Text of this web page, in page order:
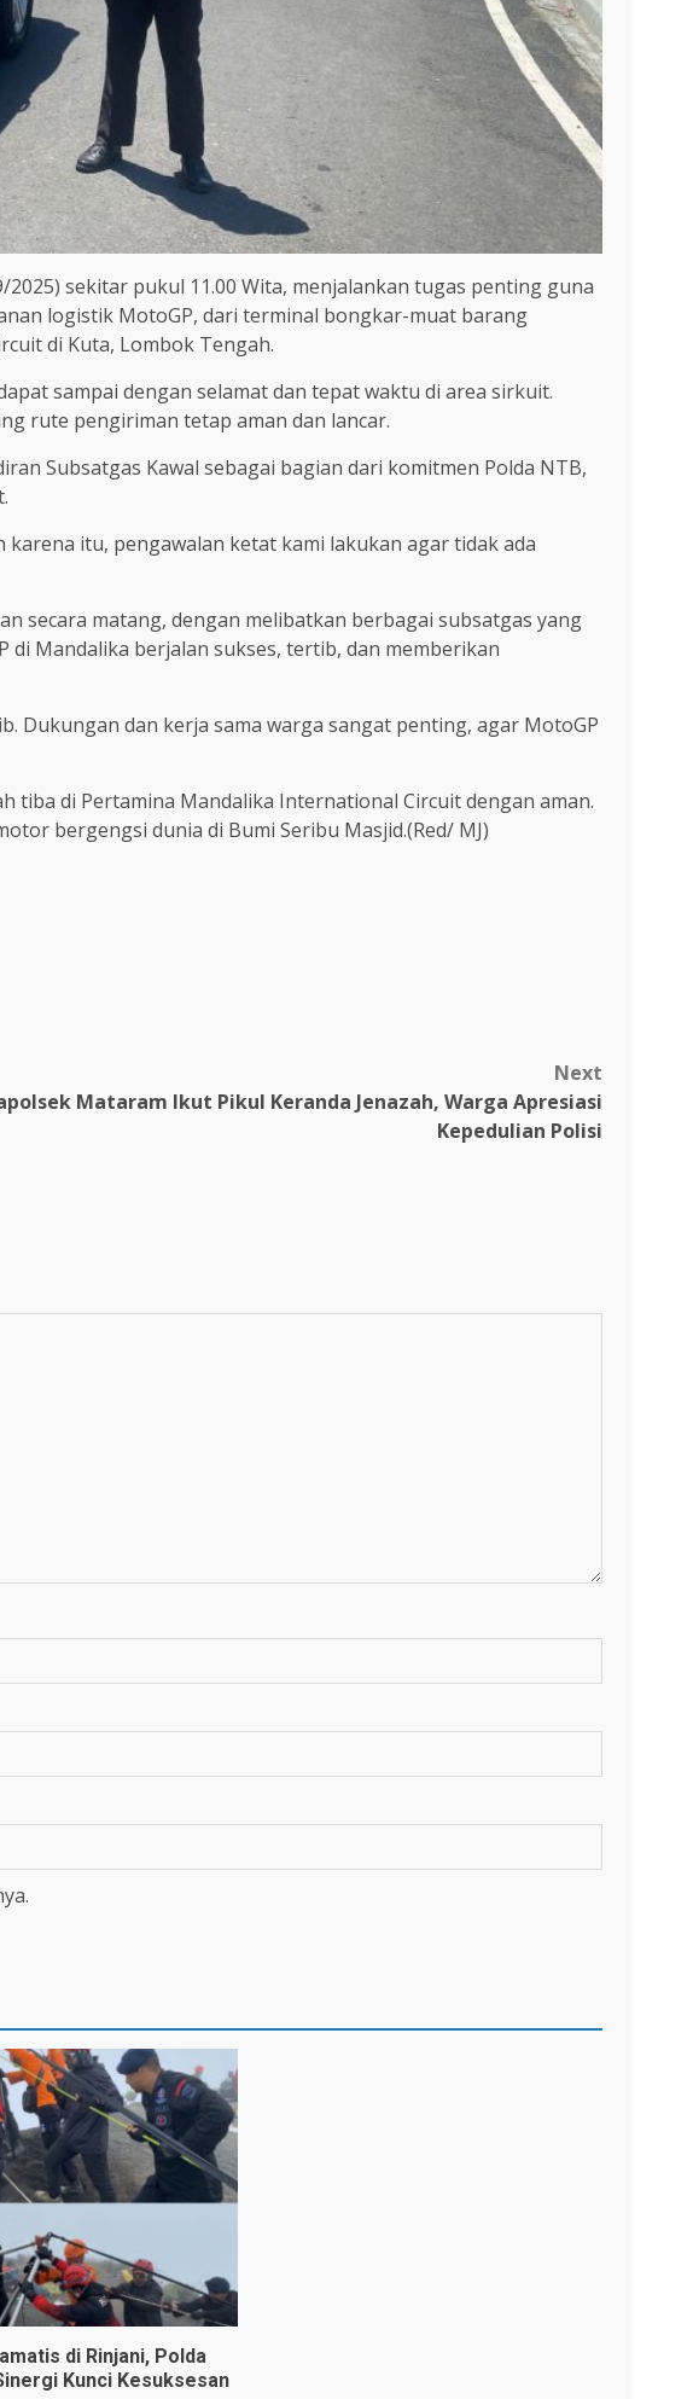
2025) sekitar pukul 11.00 Wita, menjalankan tugas penting guna
logistik MotoGP, dari terminal bongkar-muat barang
di Kuta, Lombok Tengah.
sampai dengan selamat dan tepat waktu di area sirkuit.
rute pengiriman tetap aman dan lancar.
Subsatgas Kawal sebagai bagian dari komitmen Polda NTB,
itu, pengawalan ketat kami lakukan agar tidak ada
secara matang, dengan melibatkan berbagai subsatgas yang
Mandalika berjalan sukses, tertib, dan memberikan
Dukungan dan kerja sama warga sangat penting, agar MotoGP
tiba di Pertamina Mandalika International Circuit dengan aman.
bergengsi dunia di Bumi Seribu Masjid.(Red/ MJ)
Next
Mataram Ikut Pikul Keranda Jenazah, Warga Apresiasi
Kepedulian Polisi
di Rinjani, Polda
Kunci Kesuksesan